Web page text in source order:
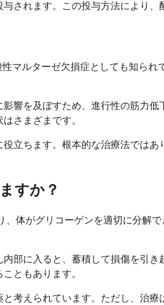
されます。この投与方法により
マルターゼ欠損症としても知ら
響を及ぼすため、進行性の筋力
さまざまです。
立ちます。根本的な治療法では
すか？
体がグリコーゲンを適切に分解
部に入ると、蓄積して損傷を引
ともあります。
考えられています。ただし、治